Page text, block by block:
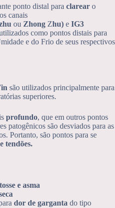
ponto distal para clarear o
canais
ou Zhong Zhu) e IG3
como pontos distais para
e do Frio de seus respectivos
são utilizados principalmente para
superiores.
profundo, que em outros pontos
patogênicos são desviados para as
Portanto, são pontos para se
tendões.
tosse e asma
dor de garganta do tipo